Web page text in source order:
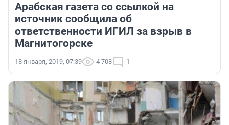
Арабская газета со ссылкой на
источник сообщила об
ответственности ИГИЛ за взрыв в
Магнитогорске
18 января, 2019, 07:39 4 708 1